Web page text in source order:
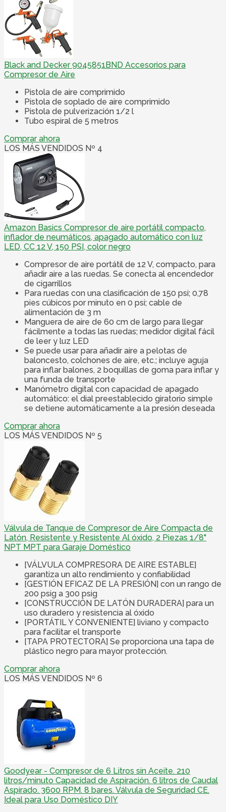
Black and Decker 9045851BND Accesorios para
Compresor de Aire
Pistola de aire comprimido
Pistola de soplado de aire comprimido
Pistola de pulverización 1/2 l
Tubo espiral de 5 metros
Comprar ahora
LOS MÁS VENDIDOS Nº 4
Amazon Basics Compresor de aire portátil compacto,
inflador de neumáticos, apagado automático con luz
LED, CC 12 V, 150 PSI, color negro
Compresor de aire portátil de 12 V, compacto, para
añadir aire a las ruedas. Se conecta al encendedor
de cigarrillos
Para ruedas con una clasificación de 150 psi; 0,78
pies cúbicos por minuto en 0 psi; cable de
alimentación de 3 m
Manguera de aire de 60 cm de largo para llegar
fácilmente a todas las ruedas; medidor digital fácil
de leer y luz LED
Se puede usar para añadir aire a pelotas de
baloncesto, colchones de aire, etc.; incluye aguja
para inflar balones, 2 boquillas de goma para inflar y
una funda de transporte
Manómetro digital con capacidad de apagado
automático: el dial preestablecido giratorio simple
se detiene automáticamente a la presión deseada
Comprar ahora
LOS MÁS VENDIDOS Nº 5
Válvula de Tanque de Compresor de Aire Compacta de
Latón, Resistente y Resistente Al óxido, 2 Piezas 1/8"
NPT MPT para Garaje Doméstico
[VÁLVULA COMPRESORA DE AIRE ESTABLE]
garantiza un alto rendimiento y confiabilidad
[GESTIÓN EFICAZ DE LA PRESIÓN] con un rango de
200 psig a 300 psig
[CONSTRUCCIÓN DE LATÓN DURADERA] para un
uso duradero y resistencia al óxido
[PORTÁTIL Y CONVENIENTE] liviano y compacto
para facilitar el transporte
[TAPA PROTECTORA] Se proporciona una tapa de
plástico negro para mayor protección.
Comprar ahora
LOS MÁS VENDIDOS Nº 6
Goodyear - Compresor de 6 Litros sin Aceite. 210
litros/minuto Capacidad de Aspiración. 6 litros de Caudal
Aspirado. 3600 RPM. 8 bares. Válvula de Seguridad CE.
Ideal para Uso Doméstico DIY